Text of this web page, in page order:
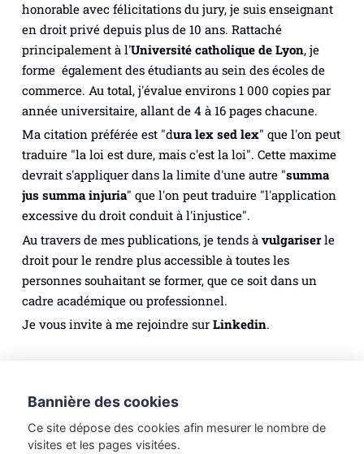
honorable avec félicitations du jury, je suis enseignant
en droit privé depuis plus de 10 ans. Rattaché
principalement à l'Université catholique de Lyon, je
forme également des étudiants au sein des écoles de
commerce. Au total, j'évalue environs 1 000 copies par
année universitaire, allant de 4 à 16 pages chacune.
Ma citation préférée est "dura lex sed lex" que l'on peut
traduire "la loi est dure, mais c'est la loi". Cette maxime
devrait s'appliquer dans la limite d'une autre "summa
jus summa injuria" que l'on peut traduire "l'application
excessive du droit conduit à l'injustice".
Au travers de mes publications, je tends à vulgariserle
droit pour le rendre plus accessible à toutes les
personnes souhaitant se former, que ce soit dans un
cadre académique ou professionnel.
Je vous invite à me rejoindre sur Linkedin.
Droit des personnes
Méthodologie juridique
Droit du travail
Bannière des cookies
Ce site dépose des cookies afin mesurer le nombre de
visites et les pages visitées.